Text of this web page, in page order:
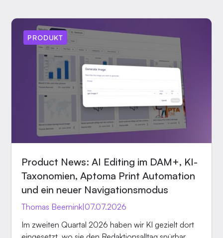
PRODUKT
Product News: AI Editing im DAM+, KI-
Taxonomien, Aptoma Print Automation
und ein neuer Navigationsmodus
Thomas Beernink 07.07.2026
Im zweiten Quartal 2026 haben wir KI gezielt dort